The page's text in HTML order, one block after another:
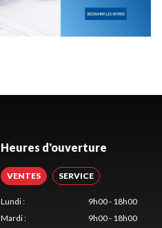
Heures d'ouverture
VENTES SERVICE
Lundi:
9h00 - 18h00
Mardi:
9h00 - 18h00